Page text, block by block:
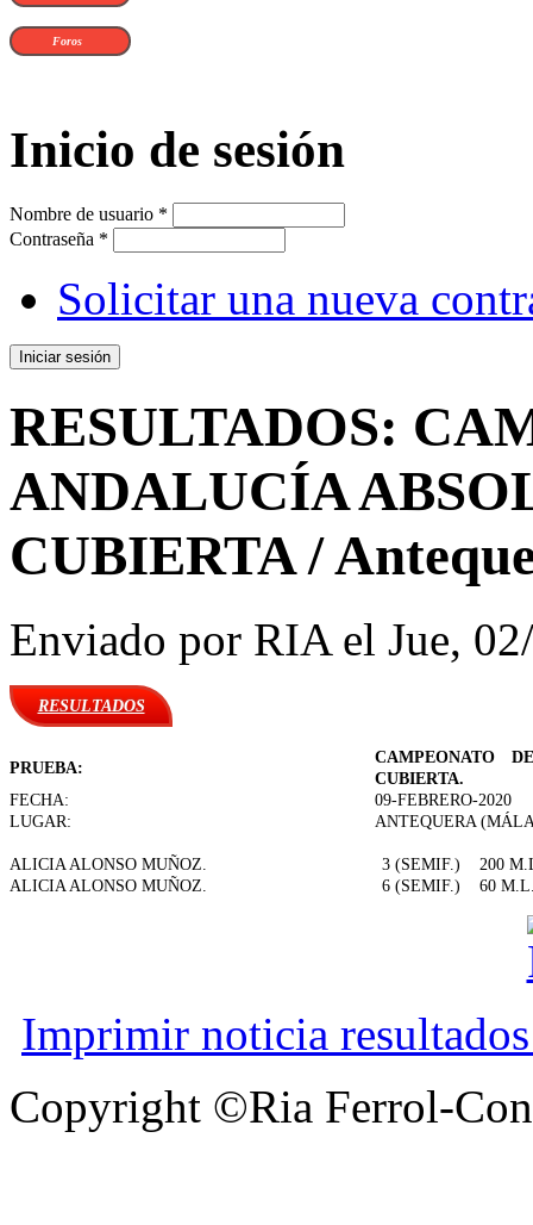
Foros
Inicio de sesión
Nombre de usuario *
Contraseña *
Solicitar una nueva
RESULTADOS:
ANDALUCÍA
CUBIERTA /
Enviado por RIAel Jue,
RESULTADOS
PRUEBA:
CAMPEONATO
CUBIERTA.
FECHA:
09-FEBRERO-2020
LUGAR:
ANTEQUERA
ALICIA ALONSO MUÑOZ. 3 (SEMIF.)
200
ALICIA ALONSO MUÑOZ.
6 (SEMIF.) 60
Imprimir noticia
Copyright ©Ria Ferrol-